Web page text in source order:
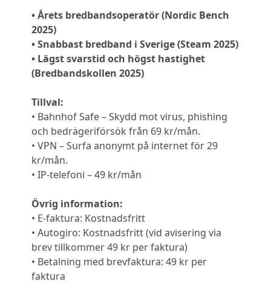
• Årets bredbandsoperatör (Nordic Bench
2025)
• Snabbast bredband i Sverige (Steam 2025)
• Lägst svarstid och högst hastighet
(Bredbandskollen 2025)
Tillval:
• Bahnhof Safe – Skydd mot virus, phishing
och bedrägeriförsök från 69 kr/mån.
• VPN – Surfa anonymt på internet för 29
kr/mån.
• IP-telefoni – 49 kr/mån
Övrig information:
• E-faktura: Kostnadsfritt
• Autogiro: Kostnadsfritt (vid avisering via
brev tillkommer 49 kr per faktura)
• Betalning med brevfaktura: 49 kr per
faktura